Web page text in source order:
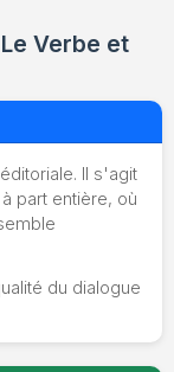
Verbe et
Il s'agit
part entière, où
du dialogue